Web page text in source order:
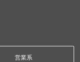
営業系